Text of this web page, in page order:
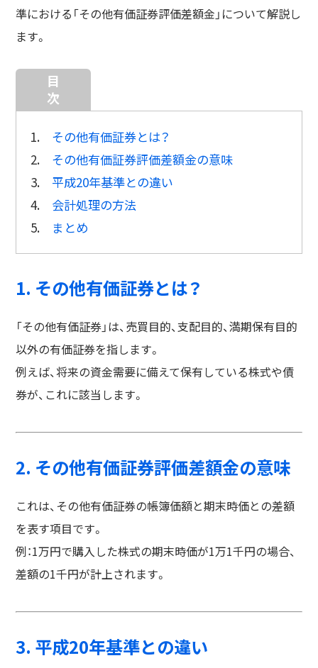
準における「その他有価証券評価差額金」について解説し
ます。
目
次
1. その他有価証券とは？
2. その他有価証券評価差額金の意味
3. 平成20年基準との違い
4. 会計処理の方法
5. まとめ
1. その他有価証券とは？
「その他有価証券」は、売買目的、支配目的、満期保有目的
以外の有価証券を指します。
例えば、将来の資金需要に備えて保有している株式や債
券が、これに該当します。
2. その他有価証券評価差額金の意味
これは、その他有価証券の帳簿価額と期末時価との差額
を表す項目です。
例：1万円で購入した株式の期末時価が1万1千円の場合、
差額の1千円が計上されます。
3. 平成20年基準との違い